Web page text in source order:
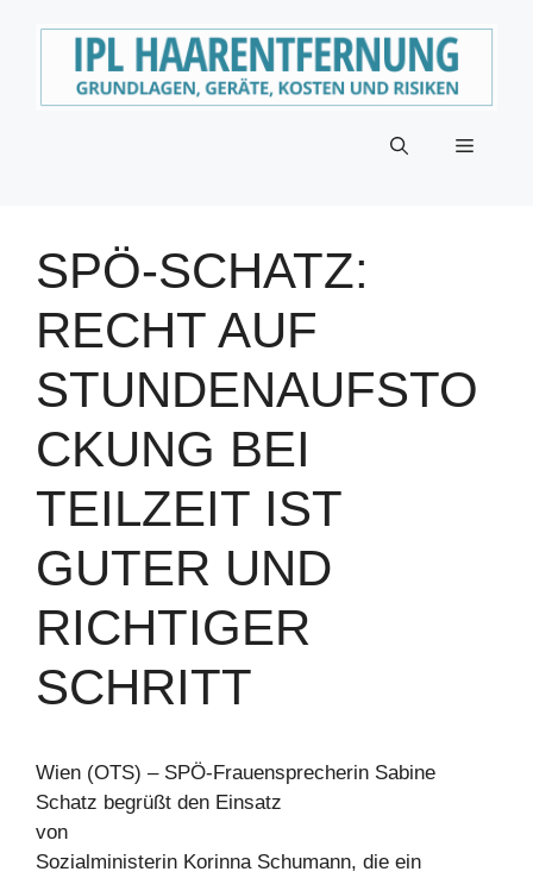
Menü
SPÖ-SCHATZ:
RECHT AUF
STUNDENAUFSTO
CKUNG BEI
TEILZEIT IST
GUTER UND
RICHTIGER
SCHRITT
Wien (OTS) – SPÖ-Frauensprecherin Sabine
Schatz begrüßt den Einsatz
von
Sozialministerin Korinna Schumann, die ein